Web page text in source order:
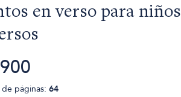
en verso para niños
páginas: 64